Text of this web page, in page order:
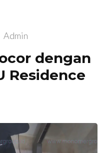
Admin
dengan
Residence